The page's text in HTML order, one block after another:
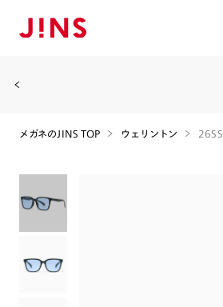
メガネのJINS TOP ウェリントン